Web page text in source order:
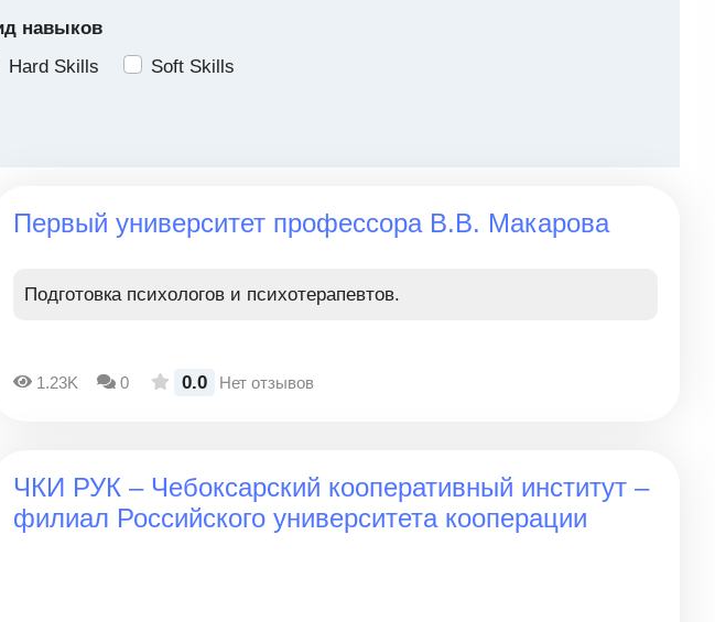
навыков
Hard Skills
Soft Skills
Первый университет профессора В.В. Макарова
Подготовка психологов и психотерапевтов.
1.23K 0 0.0 Нет отзывов
ЧКИ РУК – Чебоксарский кооперативный институт –
филиал Российского университета кооперации